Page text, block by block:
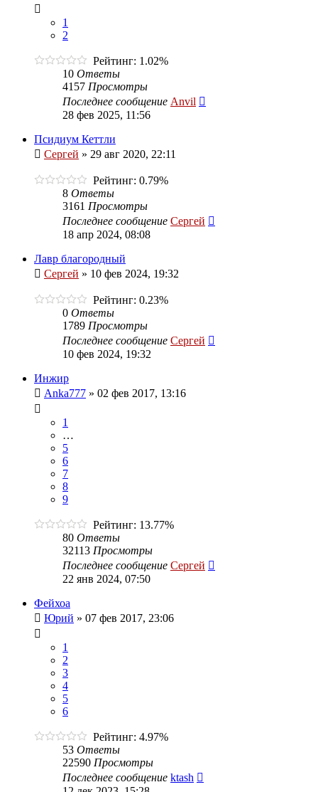
1
2
Рейтинг: 1.02%
10 Ответы
4157 Просмотры
Последнее сообщение Anvil
28 фев 2025, 11:56
Псидиум Кеттли
Сергей » 29 авг 2020, 22:11
Рейтинг: 0.79%
8 Ответы
3161 Просмотры
Последнее сообщение Сергей
18 апр 2024, 08:08
Лавр благородный
Сергей » 10 фев 2024, 19:32
Рейтинг: 0.23%
0 Ответы
1789 Просмотры
Последнее сообщение Сергей
10 фев 2024, 19:32
Инжир
Anka777 » 02 фев 2017, 13:16
1
…
5
6
7
8
9
Рейтинг: 13.77%
80 Ответы
32113 Просмотры
Последнее сообщение Сергей
22 янв 2024, 07:50
Фейхоа
Юрий » 07 фев 2017, 23:06
1
2
3
4
5
6
Рейтинг: 4.97%
53 Ответы
22590 Просмотры
Последнее сообщение ktash